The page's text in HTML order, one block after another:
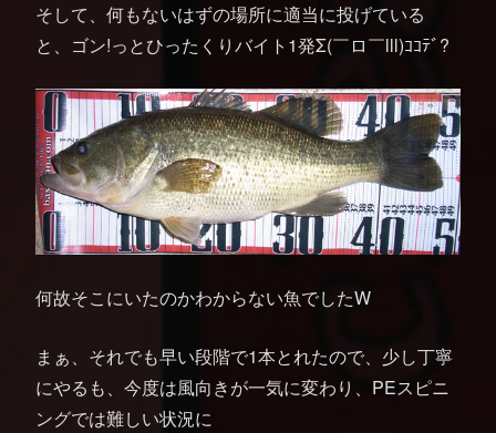
そして、何もないはずの場所に適当に投げている
と、ゴン!っとひったくりバイト1発Σ(￣ロ￣lll)ｺｺﾃﾞ?
何故そこにいたのかわからない魚でしたW
まぁ、それでも早い段階で1本とれたので、少し丁寧
にやるも、今度は風向きが一気に変わり、PEスピニ
ングでは難しい状況に